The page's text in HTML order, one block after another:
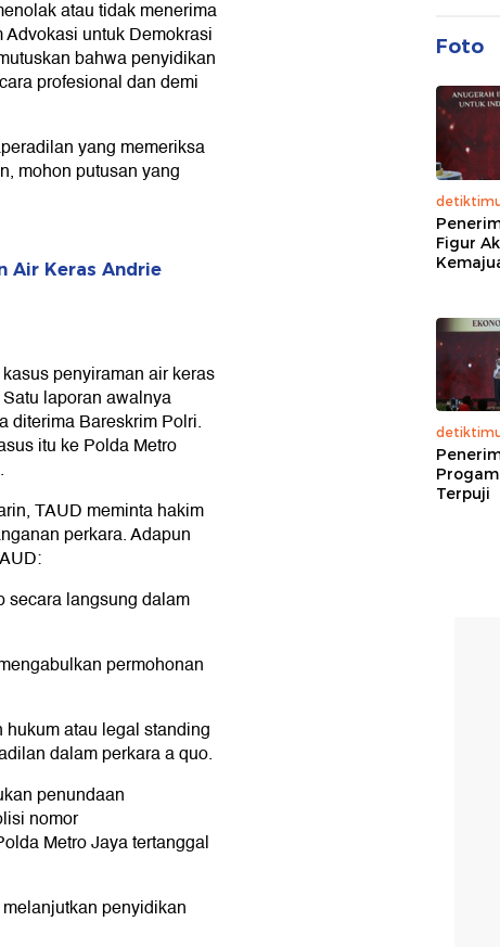
atau tidak menerima
untuk Demokrasi
bahwa penyidikan
profesional dan demi
yang memeriksa
mohon putusan yang
Air Keras Andrie
penyiraman air keras
laporan awalnya
diterima Bareskrim Polri.
itu ke Polda Metro
TAUD meminta hakim
perkara. Adapun
secara langsung dalam
permohonan
atau legal standing
dalam perkara a quo.
penundaan
nomor
Metro Jaya tertanggal
penyidikan
Foto
Figur
Terpuji